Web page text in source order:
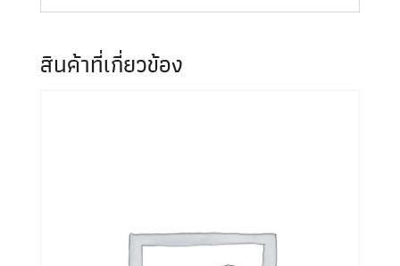
สินค้าที่เกี่ยวข้อง